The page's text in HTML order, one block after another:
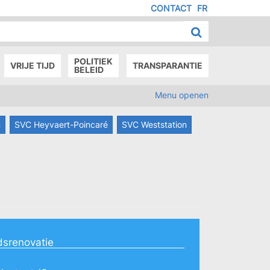
FR
CONTACT
VRIJE TIJD
POLITIEK
BELEID
TRANSPARANTIE
Menu openen
SVC Heyvaert-Poincaré SVC Weststation